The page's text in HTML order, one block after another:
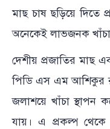
মাছ চাষ ছড়িয়ে দিতে
অনেকেই লাভজনক
দেশীয় প্রজাতির মাছ
পিডি এস এম আশিকুর
জলাশয়ে খাঁচা স্থাপন
যায়। এ প্রকল্প